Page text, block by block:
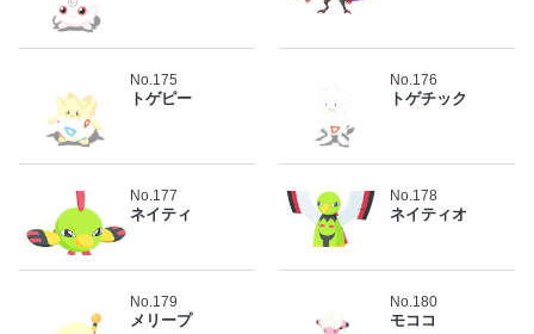
No.175
トゲピー
No.176
トゲチック
No.177
ネイティ
No.178
ネイティオ
No.179
メリープ
No.180
モココ